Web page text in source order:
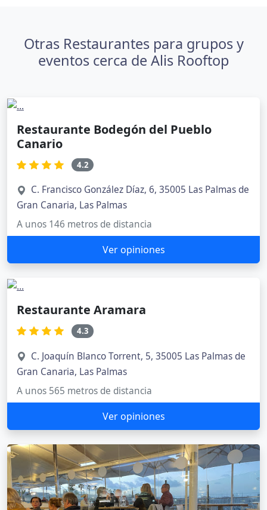
Otras Restaurantes para grupos y
eventos cerca de Alis Rooftop
Restaurante Bodegón del Pueblo
Canario
4.2
C. Francisco González Díaz, 6, 35005 Las Palmas de
Gran Canaria, Las Palmas
A unos 146 metros de distancia
Ver opiniones
Restaurante Aramara
4.3
C. Joaquín Blanco Torrent, 5, 35005 Las Palmas de
Gran Canaria, Las Palmas
A unos 565 metros de distancia
Ver opiniones